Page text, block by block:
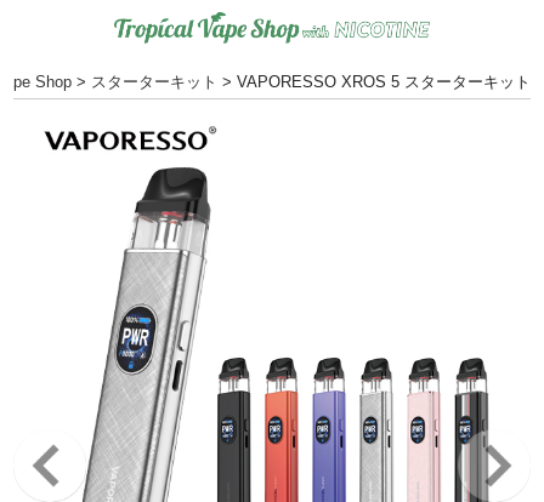
Shop > スターターキット >VAPORESSO XROS 5 スターターキット